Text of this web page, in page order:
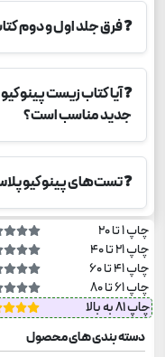
❓فرق جلد اول و دوم
❓آیا کتاب زیست
جدید مناسب است؟
❓تست‌های پینوکیو
چاپ 1 تا 20
چاپ 21 تا 40
چاپ 41 تا 60
چاپ 61 تا 80
چاپ 81 به بالا
دسته بندی های محصول